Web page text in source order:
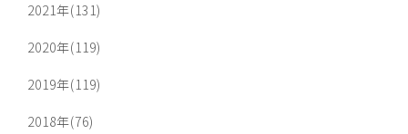
2021年(131)
2020年(119)
2019年(119)
2018年(76)